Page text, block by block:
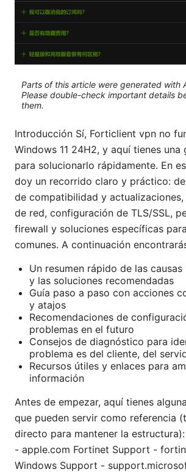
Parts of this article were generated with
Please double-check important details
them.
Introducción Sí, Forticlient vpn no
Windows 11 24H2, y aquí tienes una
para solucionarlo rápidamente. En
doy un recorrido claro y práctico:
de compatibilidad y actualizaciones,
de red, configuración de TLS/SSL,
firewall y soluciones específicas
comunes. A continuación
Un resumen rápido de las
y las soluciones recomendadas
Guía paso a paso con acciones
y atajos
Recomendaciones de
problemas en el futuro
Consejos de diagnóstico para
problema es del cliente, del
Recursos útiles y enlaces para
información
Antes de empezar, aquí tienes
que pueden servir como referencia
directo para mantener la
- apple.com Fortinet Support -
Windows Support -